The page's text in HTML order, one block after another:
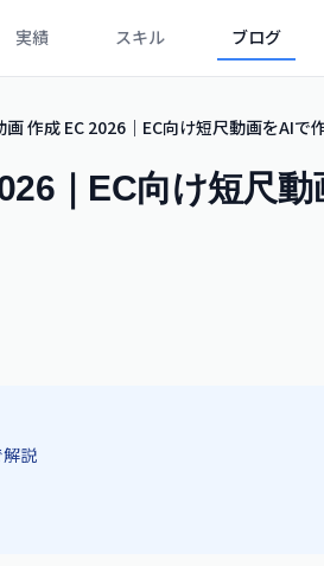
実績 スキル ブログ
画 作成 EC 2026｜EC向け短尺動画をAIで
｜EC向け短尺
説